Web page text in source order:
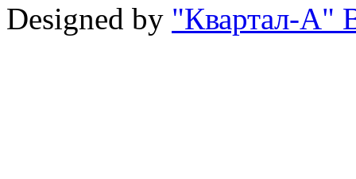
Designed by "Квартал-А"